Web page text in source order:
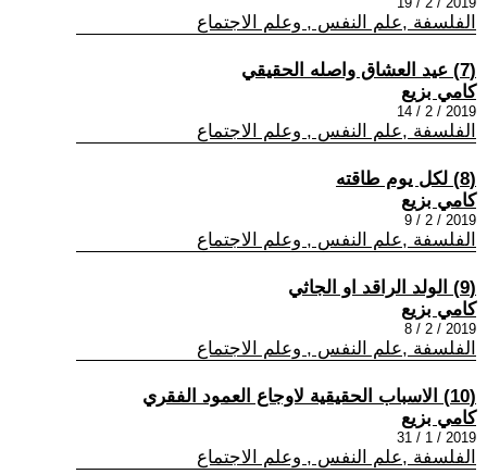
الفلسفة ,علم النفس , وعلم الاجتماع
(7) عيد العشاق واصله الحقيقي
كامي بزيع
2019 / 2 / 14
الفلسفة ,علم النفس , وعلم الاجتماع
(8) لكل يوم طاقته
كامي بزيع
2019 / 2 / 9
الفلسفة ,علم النفس , وعلم الاجتماع
(9) الولد الراقد او الجاثي
كامي بزيع
2019 / 2 / 8
الفلسفة ,علم النفس , وعلم الاجتماع
(10) الاسباب الحقيقية لاوجاع العمود الفقري
كامي بزيع
2019 / 1 / 31
الفلسفة ,علم النفس , وعلم الاجتماع